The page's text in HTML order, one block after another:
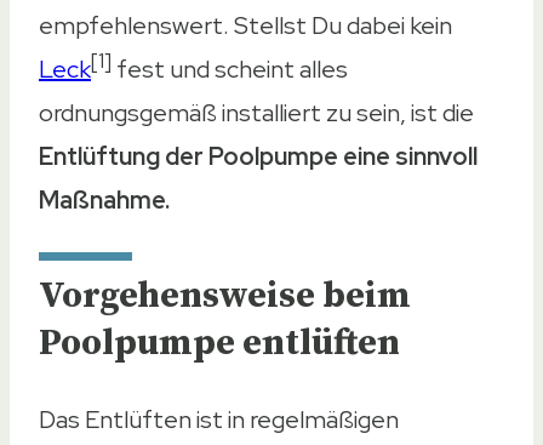
empfehlenswert. Stellst Du dabei kein
Leck[1] fest und scheint alles
ordnungsgemäß installiert zu sein, ist die
Entlüftung der Poolpumpe eine sinnvoll
Maßnahme.
Vorgehensweise beim
Poolpumpe entlüften
Das Entlüften ist in regelmäßigen